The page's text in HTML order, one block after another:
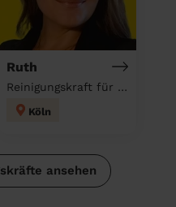
Ruth
Reinigungskraft für deinen Haushalt
Köln
ansehen